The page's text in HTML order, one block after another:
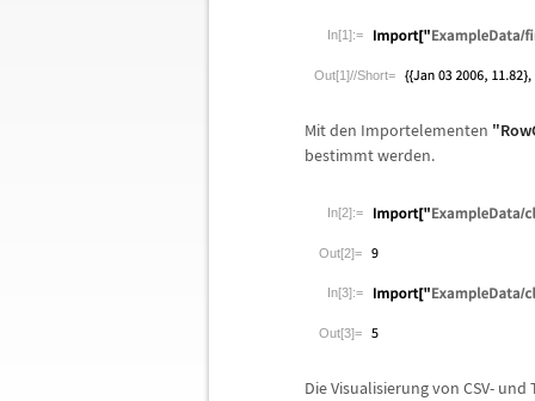
In[1]:=
Out[1]//Short=
Mit den Importelementen
bestimmt werden.
In[2]:=
Out[2]=
In[3]:=
Out[3]=
Die Visualisierung von CSV-